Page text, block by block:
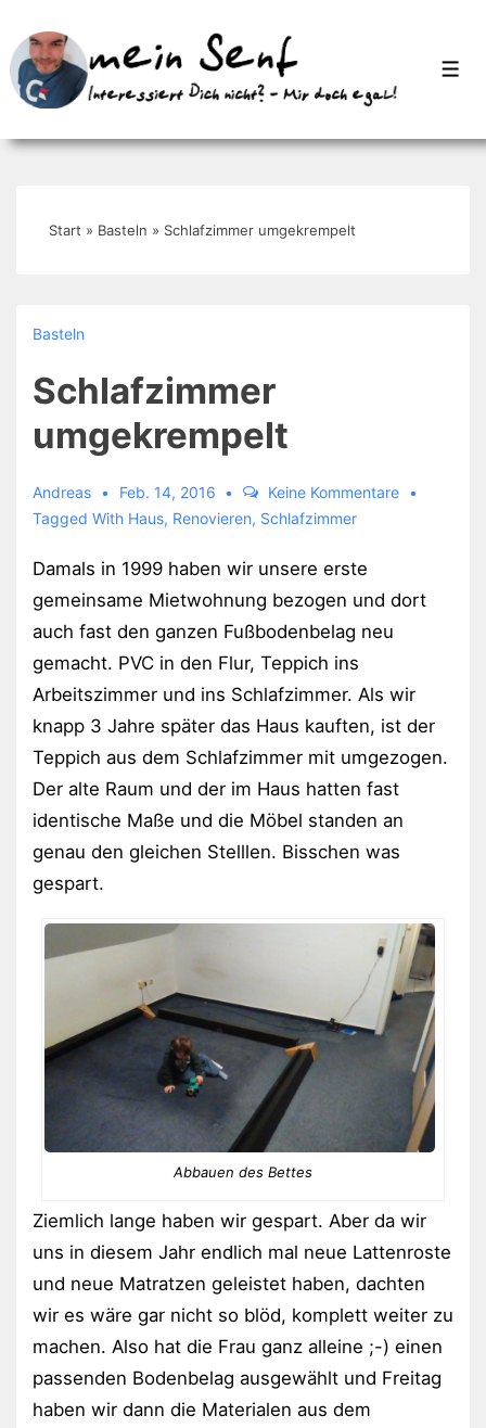
Zum
Inhalt
Start » Basteln » Schlafzimmer umgekrempelt
Basteln
Schlafzimmer
umgekrempelt
Andreas Feb. 14, 2016
Keine Kommentare
Tagged With Haus, Renovieren, Schlafzimmer
Damals in 1999 haben wir unsere erste
gemeinsame Mietwohnung bezogen und dort
auch fast den ganzen Fußbodenbelag neu
gemacht. PVC in den Flur, Teppich ins
Arbeitszimmer und ins Schlafzimmer. Als wir
knapp 3 Jahre später das Haus kauften, ist der
Teppich aus dem Schlafzimmer mit umgezogen.
Der alte Raum und der im Haus hatten fast
identische Maße und die Möbel standen an
genau den gleichen Stelllen. Bisschen was
gespart.
Abbauen des Bettes
Ziemlich lange haben wir gespart. Aber da wir
uns in diesem Jahr endlich mal neue Lattenroste
und neue Matratzen geleistet haben, dachten
wir es wäre gar nicht so blöd, komplett weiter zu
machen. Also hat die Frau ganz alleine ;-) einen
passenden Bodenbelag ausgewählt und Freitag
haben wir dann die Materialen aus dem